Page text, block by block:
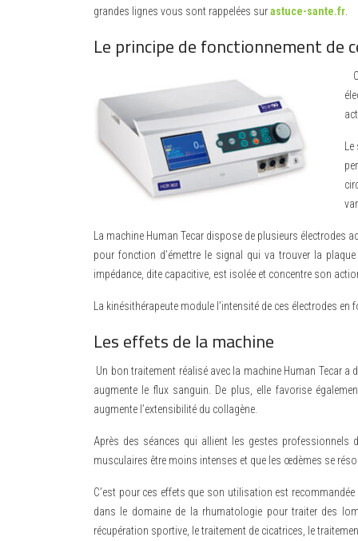
grandes lignes vous sont rappelées surastuce-sante.fr
Le principe de fonctionnement de
La machine Human Tecar dispose de plusieurs électrodes
pour fonction d’émettre le signal qui va trouver la
impédance, dite capacitive, est isolée et concentre son
La kinésithérapeute module l’intensité de ces électrodes
Les effets de la machine
Un bon traitement réalisé avec la machine Human Tecar
augmente le flux sanguin. De plus, elle favorise
augmente l’extensibilité du collagène.
Après des séances qui allient les gestes professionnels
musculaires être moins intenses et que les œdèmes se
C’est pour ces effets que son utilisation est
dans le domaine de la rhumatologie pour traiter des
récupération sportive, le traitement de cicatrices, le